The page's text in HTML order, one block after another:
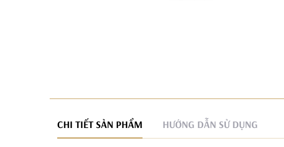
CHI TIẾT SẢN PHẨM HƯỚNG DẪN SỬ DỤNG